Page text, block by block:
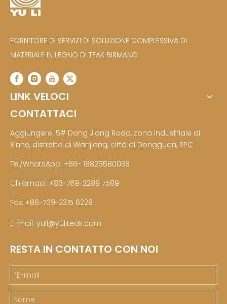
FORNITORE DI SERVIZI DI SOLUZIONE COMPLESSIVA DI
MATERIALE IN LEGNO DI TEAK BIRMANO
LINK VELOCI
CONTATTACI
Aggiungere: 5# Dong Jiang Road, zona industriale di
Xinhe, distretto di Wanjiang, città di Dongguan, RPC
Tel/WhatsApp: +86- 18825580038
Chiamaci: +86-769-2288 7589
Fax: +86-769-2315 6228
E-mail: yuli@yuliteak.com
RESTA IN CONTATTO CON NOI